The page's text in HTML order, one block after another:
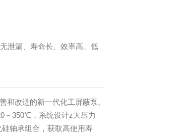
泄漏、寿命长、效率高、低
和改进的新一代化工屏蔽泵。
－350℃，系统设计z大压力
轴承组合，获取高使用寿